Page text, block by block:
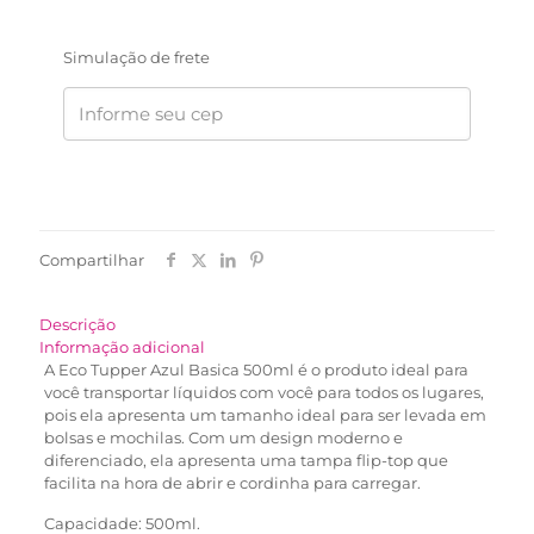
Simulação de frete
Compartilhar
Descrição
Informação adicional
A Eco Tupper Azul Basica 500ml é o produto ideal para
você transportar líquidos com você para todos os lugares,
pois ela apresenta um tamanho ideal para ser levada em
bolsas e mochilas. Com um design moderno e
diferenciado, ela apresenta uma tampa flip-top que
facilita na hora de abrir e cordinha para carregar.
Capacidade: 500ml.